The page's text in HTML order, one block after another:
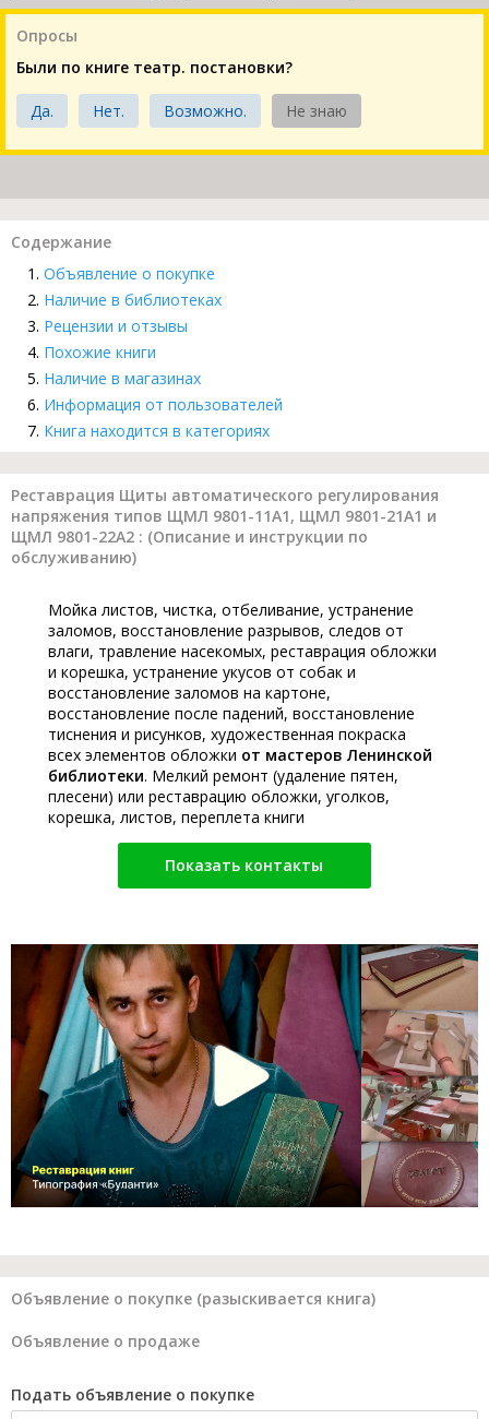
Опросы
Были по книге театр. постановки?
Да. Нет. Возможно. Не знаю
Содержание
Объявление о покупке
Наличие в библиотеках
Рецензии и отзывы
Похожие книги
Наличие в магазинах
Информация от пользователей
Книга находится в категориях
Реставрация Щиты автоматического регулирования
напряжения типов ЩМЛ 9801-11А1, ЩМЛ 9801-21А1 и
ЩМЛ 9801-22А2 : (Описание и инструкции по
обслуживанию)
Мойка листов, чистка, отбеливание, устранение
заломов, восстановление разрывов, следов от
влаги, травление насекомых, реставрация обложки
и корешка, устранение укусов от собак и
восстановление заломов на картоне,
восстановление после падений, восстановление
тиснения и рисунков, художественная покраска
всех элементов обложки от мастеров Ленинской
библиотеки. Мелкий ремонт (удаление пятен,
плесени) или реставрацию обложки, уголков,
корешка, листов, переплета книги
Показать контакты
Объявление о покупке (разыскивается книга)
Объявление о продаже
Подать объявление о покупке